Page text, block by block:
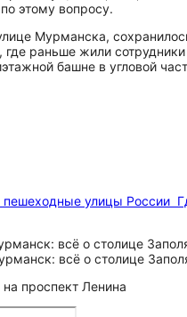
этому вопросу.
Мурманска,
раньше жили
башне в угловой
улицы России
проспект Ленина